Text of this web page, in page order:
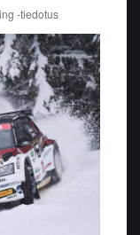
-tiedotus